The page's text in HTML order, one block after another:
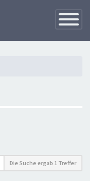
Die Suche ergab 1 Treffer